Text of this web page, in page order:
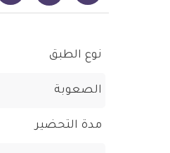
نوع الطبق
الصعوبة
مدة التحضير